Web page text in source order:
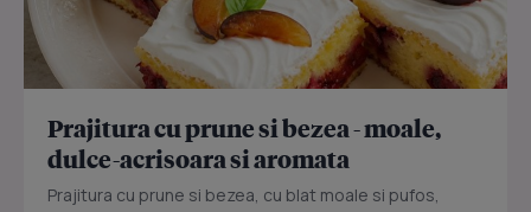
Prajitura cu prune si bezea - moale,
dulce-acrisoara si aromata
Prajitura cu prune si bezea, cu blat moale si pufos,